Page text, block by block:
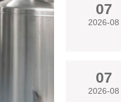
07
2026-08
07
2026-08